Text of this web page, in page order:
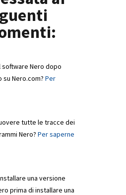
software Nero dopo
Nero.com? Per
tutte le tracce dei
Nero? Per saperne
una versione
prima di installare una